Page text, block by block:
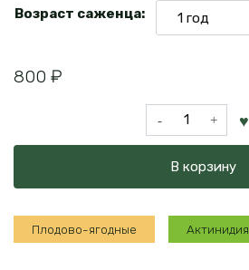
Возраст саженца:
800 ₽
Количество
товара
коломикта
Витаминная
(самоплодная)
В корзину
Плодово-ягодные Актинидия